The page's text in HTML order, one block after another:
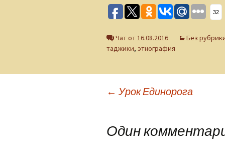
32
Чат от 16.08.2016
Без
таджики, этнография
Навигация
← Урок Единорога
Один